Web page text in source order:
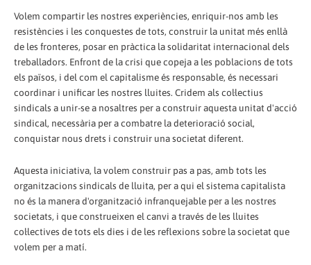
Volem compartir les nostres experiències, enriquir-nos amb les
resistències i les conquestes de tots, construir la unitat més enllà
de les fronteres, posar en pràctica la solidaritat internacional dels
treballadors. Enfront de la crisi que copeja a les poblacions de tots
els països, i del com el capitalisme és responsable, és necessari
coordinar i unificar les nostres lluites. Cridem als col·lectius
sindicals a unir-se a nosaltres per a construir aquesta unitat d'acció
sindical, necessària per a combatre la deterioració social,
conquistar nous drets i construir una societat diferent.
Aquesta iniciativa, la volem construir pas a pas, amb tots les
organitzacions sindicals de lluita, per a qui el sistema capitalista
no és la manera d'organització infranquejable per a les nostres
societats, i que construeixen el canvi a través de les lluites
col·lectives de tots els dies i de les reflexions sobre la societat que
volem per a matí.